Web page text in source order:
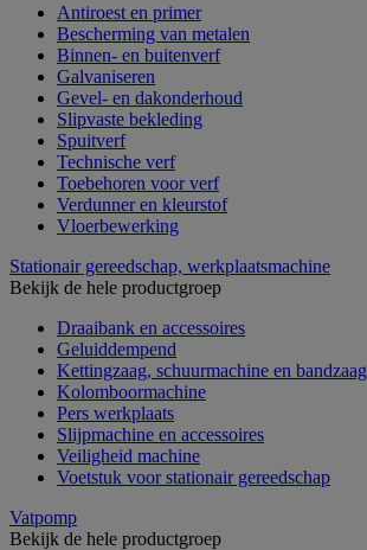
Antiroest en primer
Bescherming van metalen
Binnen- en buitenverf
Galvaniseren
Gevel- en dakonderhoud
Slipvaste bekleding
Spuitverf
Technische verf
Toebehoren voor verf
Verdunner en kleurstof
Vloerbewerking
Stationair gereedschap, werkplaatsmachine
Bekijk de hele productgroep
Draaibank en accessoires
Geluiddempend
Kettingzaag, schuurmachine en bandzaag
Kolomboormachine
Pers werkplaats
Slijpmachine en accessoires
Veiligheid machine
Voetstuk voor stationair gereedschap
Vatpomp
Bekijk de hele productgroep